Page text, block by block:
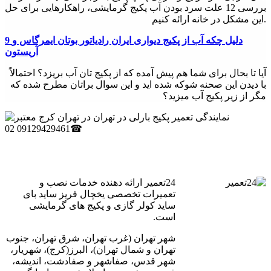
- تعویض فیوز: در صورتی که فیوز پکیج دیواری سوخته باشد، باید آن
را تعویض کرد.
- تعویض سوئیچ: اگر سوئیچ پکیج دیواری خراب شده باشد، باید آن را
- تعمیر کمپرسور: در صورتی که کمپرسور پکیج دیواری خراب شده
باشد، باید آن را تعمیر یا تعویض کرد.
خراب شده باشد، باید آن را تعمیر یا تعویض کرد.
- قبل از هرگونه تعمیر، باید دستگاه را خاموش کرد.
- قبل از هرگونه تعمیر، باید ابتدا علت خرابی را تشخیص داد.
- برای تعمیر پکیج دیواری، بهتر است از تعمیرکاران مجرب و
بررسی 12 علت سرد بودن آب پکیج گرمایشی، راهکارهایی برای حل
این مشکل در خانه ارائه کنیم.
9 دلیل چکه آب از پکیج دیواری ایران رادیاتور بوتان ایمرگاس و
آریستون
آیا تا بحال برای شما هم پیش آمده که از پکیج تان آب بریزد؟ احتمالاً
با دیدن این صحنه شوکه شده اید و این سوال براتان مطرح شده که
مگر از زیر پکیج آب میزید؟
24تعمیر ارائه دهنده خدمات نصب و
تعمیرات تخصصی یخچال فریز ساید بای
ساید کولر گازی و پکیج های گرمایشی
است.
شهر تهران (غرب تهران، شرق تهران، جنوب
تهران و شمال تهران)، البرز(کرج)، شهریار،
شهر قدس، صفاشهر و صفادشت، اندیشه،